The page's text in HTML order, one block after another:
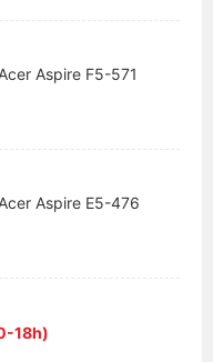
Aspire F5-571
Aspire E5-476
18h)